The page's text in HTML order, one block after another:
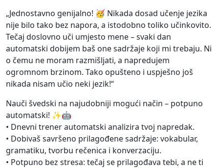
„Jednostavno genijalno! 🥳 Nikada dosad učenje jezika
nije bilo tako bez napora, a istodobno toliko učinkovito.
Tečaj doslovno uči umjesto mene – svaki dan
automatski dobijem baš one sadržaje koji mi trebaju. Ni
o čemu ne moram razmišljati, a napredujem
ogromnom brzinom. Tako opušteno i uspješno još
nikada nisam učio neki jezik!“
Nauči švedski na najudobniji mogući način – potpuno
automatski! ✨🤖
• Dnevni trener automatski analizira tvoj napredak.
• Dobivaš savršeno prilagođene sadržaje: vokabular,
gramatiku, tvorbu rečenica i konverzaciju.
• Potpuno bez stresa: tečaj se prilagođava tebi, a ne ti